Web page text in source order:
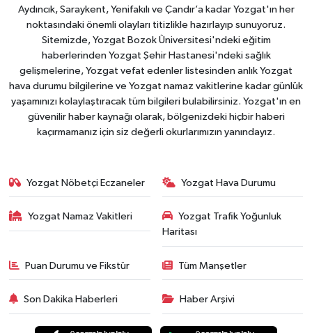
Aydıncık, Saraykent, Yenifakılı ve Çandır’a kadar Yozgat'ın her
noktasındaki önemli olayları titizlikle hazırlayıp sunuyoruz.
Sitemizde, Yozgat Bozok Üniversitesi'ndeki eğitim
haberlerinden Yozgat Şehir Hastanesi'ndeki sağlık
gelişmelerine, Yozgat vefat edenler listesinden anlık Yozgat
hava durumu bilgilerine ve Yozgat namaz vakitlerine kadar günlük
yaşamınızı kolaylaştıracak tüm bilgileri bulabilirsiniz. Yozgat'ın en
güvenilir haber kaynağı olarak, bölgenizdeki hiçbir haberi
kaçırmamanız için siz değerli okurlarımızın yanındayız.
Yozgat Nöbetçi Eczaneler Yozgat Hava Durumu
Yozgat Namaz Vakitleri
Yozgat Trafik Yoğunluk
Haritası
Puan Durumu ve Fikstür Tüm Manşetler
Son Dakika Haberleri Haber Arşivi